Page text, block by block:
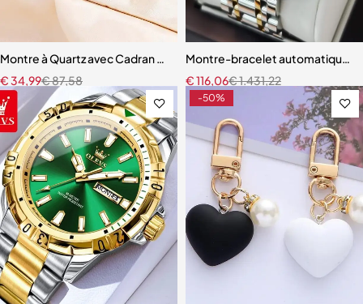
Montre à Quartz avec Cadran en Strass pour Femme
€87,58
€34,99
Montre-bracelet automatique
€1.431,22
€116,06
-50%